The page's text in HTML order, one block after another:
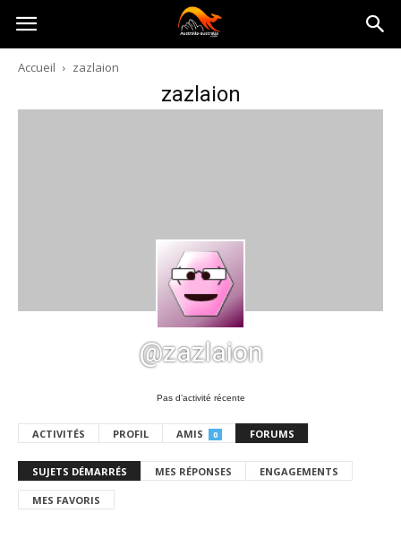
Australia-
australie.com
Accueil zazlaion
zazlaion
@zazlaion
Pas d’activité récente
ACTIVITÉS PROFIL AMIS 0 FORUMS
SUJETS DÉMARRÉS MES RÉPONSES ENGAGEMENTS
MES FAVORIS